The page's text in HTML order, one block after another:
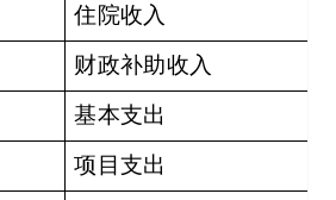
住院收入
财政补助收入
基本支出
项目支出